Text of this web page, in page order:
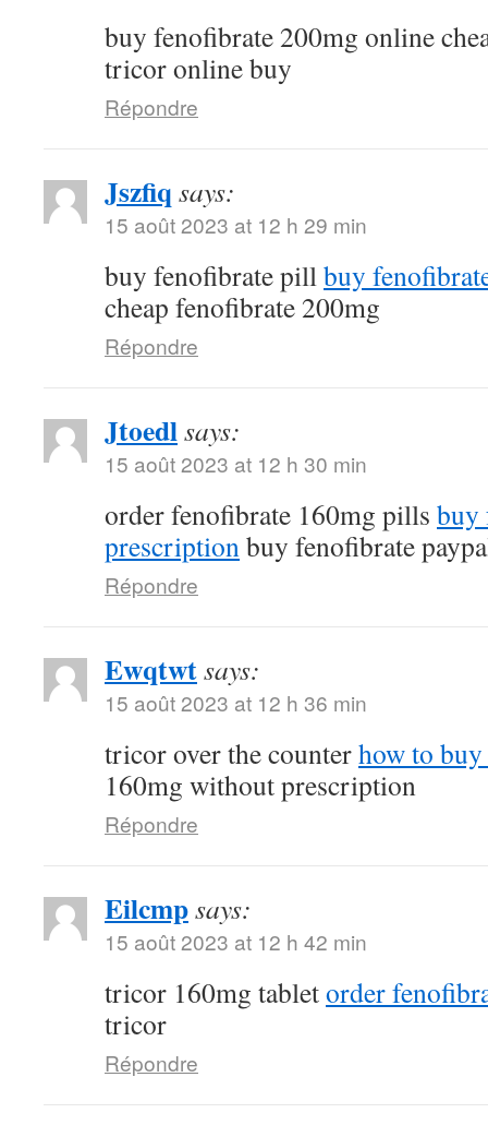
buy fenofibrate 200mg online
tricor online buy
Répondre
Jszfiq says:
15 août 2023 at 12 h 29 min
buy fenofibrate pillbuy
cheap fenofibrate 200mg
Répondre
Jtoedlsays:
15 août 2023 at 12 h 30 min
order fenofibrate 160mg pills buy
prescriptionbuy fenofibrate
Répondre
Ewqtwtsays:
15 août 2023 at 12 h 36 min
tricor over the counterhow to
160mg without prescription
Répondre
Eilcmpsays:
15 août 2023 at 12 h 42 min
tricor 160mg tabletorder
tricor
Répondre